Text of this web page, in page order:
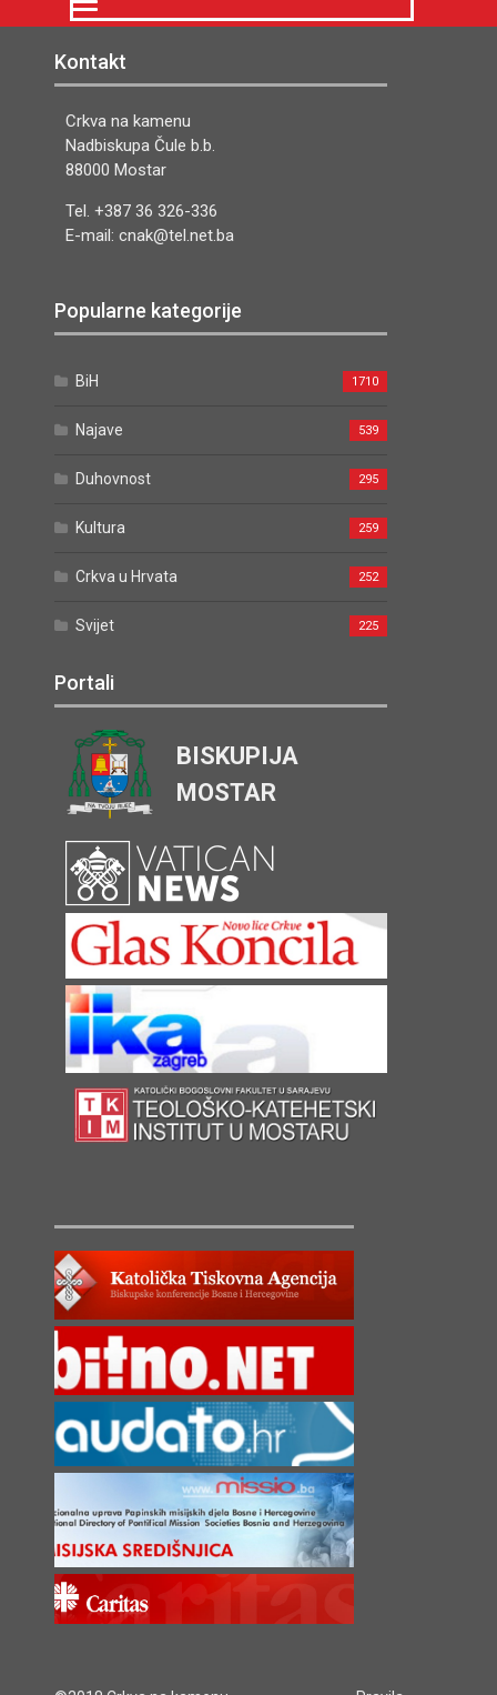
Kontakt
Crkva na kamenu
Nadbiskupa Čule b.b.
88000 Mostar
Tel. +387 36 326-336
E-mail: cnak@tel.net.ba
Popularne kategorije
BiH 1710
Najave 539
Duhovnost 295
Kultura 259
Crkva u Hrvata 252
Svijet 225
Portali
BISKUPIJA
MOSTAR